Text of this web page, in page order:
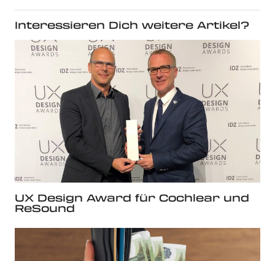
Interessieren Dich weitere Artikel?
UX Design Award für Cochlear und
ReSound